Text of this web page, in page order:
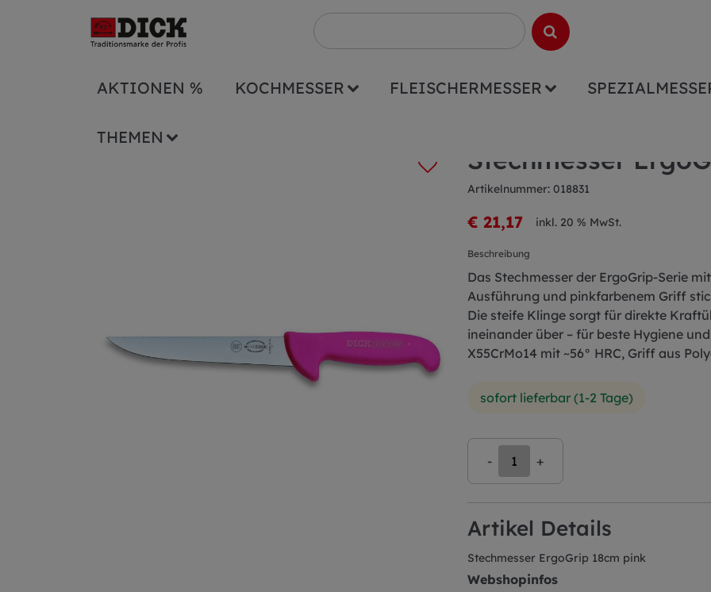
AKTIONEN % KOCHMESSER FLEISCHERMESSER
THEMEN
Stechmesser
Artikelnummer: 018831
€ 21,17 inkl. 20 % MwSt.
Beschreibung
Das Stechmesser der ErgoGrip-Serie
Ausführung und pinkfarbenem Griff
Die steife Klinge sorgt für direkte
ineinander über – für beste Hygiene
X55CrMo14 mit ~56° HRC, Griff aus
sofort lieferbar (1-2 Tage)
- +
Artikel Details
Stechmesser ErgoGrip 18cm pink
Webshopinfos